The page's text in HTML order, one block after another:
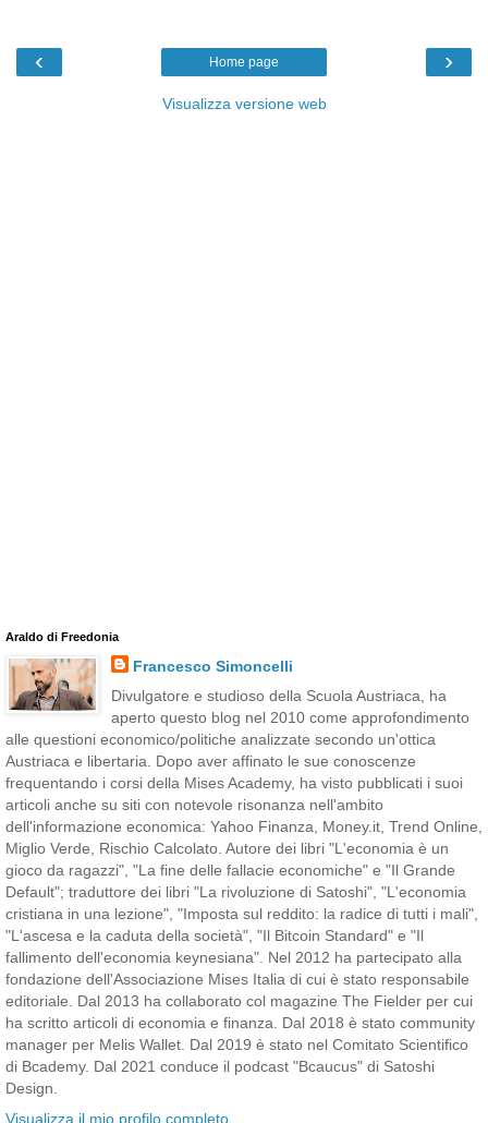
‹ ›
Home page
Visualizza versione web
Araldo di Freedonia
Francesco Simoncelli
Divulgatore e studioso della Scuola Austriaca, ha
aperto questo blog nel 2010 come approfondimento
alle questioni economico/politiche analizzate secondo un'ottica
Austriaca e libertaria. Dopo aver affinato le sue conoscenze
frequentando i corsi della Mises Academy, ha visto pubblicati i suoi
articoli anche su siti con notevole risonanza nell'ambito
dell'informazione economica: Yahoo Finanza, Money.it, Trend Online,
Miglio Verde, Rischio Calcolato. Autore dei libri "L'economia è un
gioco da ragazzi", "La fine delle fallacie economiche" e "Il Grande
Default"; traduttore dei libri "La rivoluzione di Satoshi", "L'economia
cristiana in una lezione", "Imposta sul reddito: la radice di tutti i mali",
"L'ascesa e la caduta della società", "Il Bitcoin Standard" e "Il
fallimento dell'economia keynesiana". Nel 2012 ha partecipato alla
fondazione dell'Associazione Mises Italia di cui è stato responsabile
editoriale. Dal 2013 ha collaborato col magazine The Fielder per cui
ha scritto articoli di economia e finanza. Dal 2018 è stato community
manager per Melis Wallet. Dal 2019 è stato nel Comitato Scientifico
di Bcademy. Dal 2021 conduce il podcast "Bcaucus" di Satoshi
Design.
Visualizza il mio profilo completo